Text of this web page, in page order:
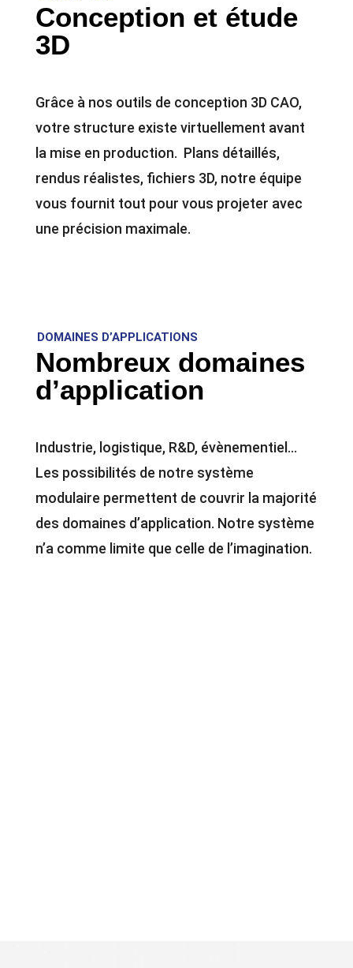
Conception et étude
3D
Grâce à nos outils de conception 3D CAO,
votre structure existe virtuellement avant
la mise en production. Plans détaillés,
rendus réalistes, fichiers 3D, notre équipe
vous fournit tout pour vous projeter avec
une précision maximale.
DOMAINES D’APPLICATIONS
Nombreux domaines
d’application
Industrie, logistique, R&D, évènementiel…
Les possibilités de notre système
modulaire permettent de couvrir la majorité
des domaines d’application. Notre système
n’a comme limite que celle de l’imagination.